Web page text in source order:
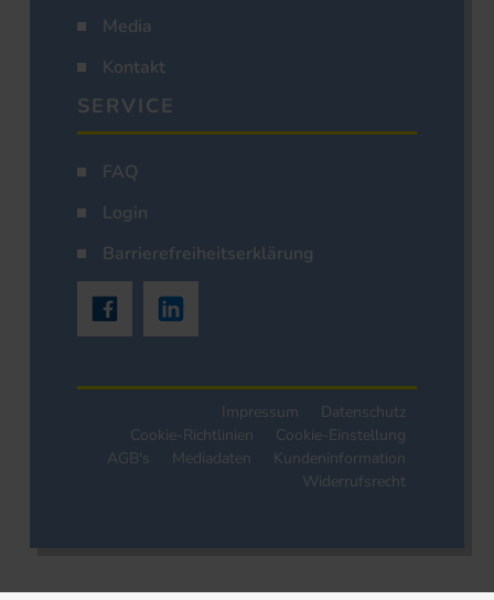
Media
Kontakt
SERVICE
FAQ
Login
Barrierefreiheitserklärung
Impressum
Datenschutz
Cookie-Richtlinien
Cookie-Einstellung
AGB's
Mediadaten
Kundeninformation
Widerrufsrecht